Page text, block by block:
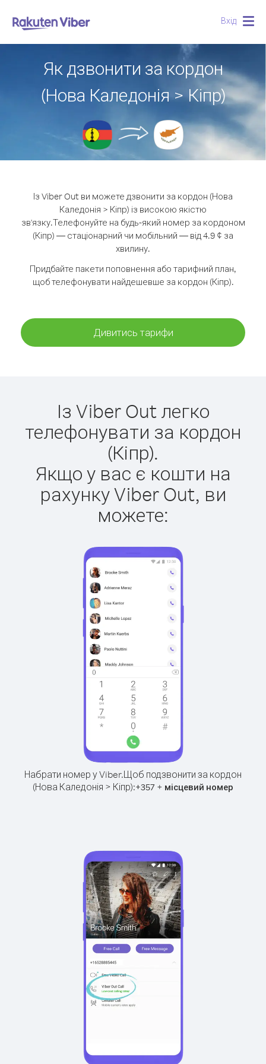
Вхід
Як дзвонити за кордон
(Нова Каледонія > Кіпр)
Із Viber Out ви можете дзвонити за кордон (Нова
Каледонія > Кіпр) із високою якістю
зв'язку.Телефонуйте на будь-який номер за кордоном
(Кіпр) — стаціонарний чи мобільний — від 4.9 ¢ за
хвилину.
Придбайте пакети поповнення або тарифний план,
щоб телефонувати найдешевше за кордон (Кіпр).
Дивитись тарифи
Із Viber Out легко
телефонувати за кордон
(Кіпр).
Якщо у вас є кошти на
рахунку Viber Out, ви
можете:
Набрати номер у Viber.Щоб подзвонити за кордон
(Нова Каледонія > Кіпр):+357 + місцевий номер